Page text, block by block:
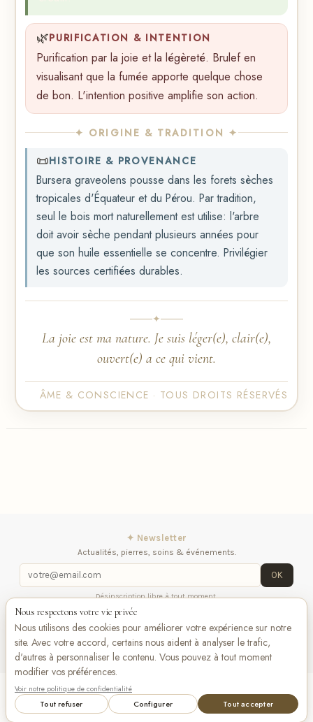
🌿PURIFICATION & INTENTION
Purification par la joie et la légèreté. Brulef en
visualisant que la fumée apporte quelque chose
de bon. L'intention positive amplifie son action.
✦ ORIGINE & TRADITION ✦
📜HISTOIRE & PROVENANCE
Bursera graveolens pousse dans les forets sèches
tropicales d'Équateur et du Pérou. Par tradition,
seul le bois mort naturellement est utilise: l'arbre
doit avoir sèche pendant plusieurs années pour
que son huile essentielle se concentre. Privilégier
les sources certifiées durables.
✦
La joie est ma nature. Je suis léger(e), clair(e),
ouvert(e) a ce qui vient.
ÂME & CONSCIENCE · TOUS DROITS RÉSERVÉS
Add to cart
✦ Newsletter
Actualités, pierres, soins & événements.
OK
Désinscription libre à tout moment.
iqitlinksmanager module
nous
VISA
maestro Bancontact
Pay
Nous respectons votre vie privée
Nous utilisons des cookies pour améliorer votre expérience sur notre
site. Avec votre accord, certains nous aident à analyser le trafic,
d'autres à personnaliser le contenu. Vous pouvez à tout moment
modifier vos préférences.
Voir notre politique de confidentialité
Tout refuser Configurer Tout accepter